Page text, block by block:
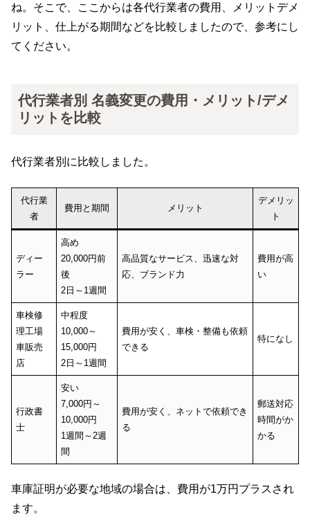
ね。そこで、ここからは各代行業者の費用、メリットデメ
リット、仕上がる期間などを比較しましたので、参考にし
てください。
代行業者別 名義変更の費用・メリット/デメ
リットを比較
代行業者別に比較しました。
代行業
者
費用と期間 メリット
デメリッ
ト
ディー
ラー
高め
20,000円前
後
2日～1週間
高品質なサービス、迅速な対
応、ブランド力
費用が高
い
車検修
理工場
車販売
店
中程度
10,000～
15,000円
2日～1週間
費用が安く、車検・整備も依頼
できる
特になし
行政書
士
安い
7,000円～
10,000円
1週間～2週
間
費用が安く、ネットで依頼でき
る
郵送対応
時間がか
かる
車庫証明が必要な地域の場合は、費用が1万円プラスされ
ます。